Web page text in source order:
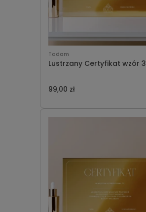
Tadam
Lustrzany Certyfikat wzór 3
99,00 zł